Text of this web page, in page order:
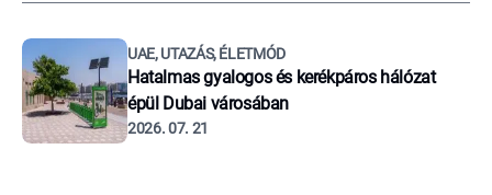
UAE, UTAZÁS, ÉLETMÓD
Hatalmas gyalogos és kerékpáros hálózat
épül Dubai városában
2026. 07. 21